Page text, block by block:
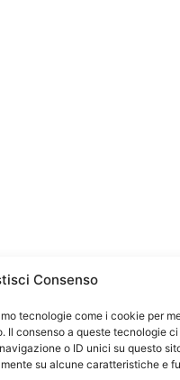
Consenso
tecnologie come i cookie per
Il consenso a queste tecnologie
o ID unici su questo
su alcune caratteristiche e